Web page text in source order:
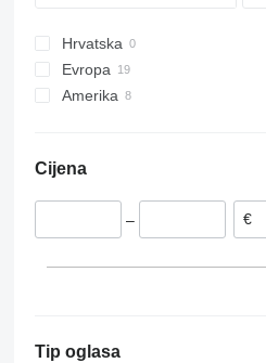
Hrvatska
Evropa
Italija
Francuska
Portugalija
Amerika
Cijena
–
Tip oglasa